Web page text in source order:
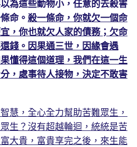
為這些動物小，任意的去殺害
命。 殺一條命，你就欠一個命
，你也就欠人家的債務；欠命
錢。因果通三世，因緣會遇
懂得這個道理，我們在這一生
，處事待人接物，決定不敢害
慧，全心全力幫助苦難眾生，
生？沒有超越輪迴，統統是苦
大貴，富貴享完之後，來生能